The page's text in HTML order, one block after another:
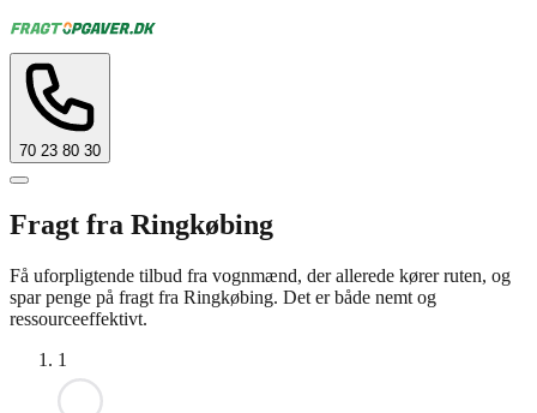
70 23 80 30
Fragt fra Ringkøbing
Få uforpligtende tilbud fra vognmænd, der allerede kører ruten, og
spar penge på fragt fra Ringkøbing. Det er både nemt og
ressourceeffektivt.
1